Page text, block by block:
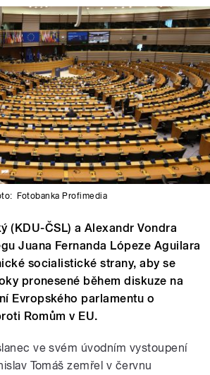
Fotobanka Profimedia
(KDU-ČSL) a Alexandr Vondra
Juana Fernanda Lópeze Aguilara
socialistické strany, aby se
pronesené během diskuze na
Evropského parlamentu o
Romům v EU.
ve svém úvodním vystoupení
Tomáš zemřel v červnu